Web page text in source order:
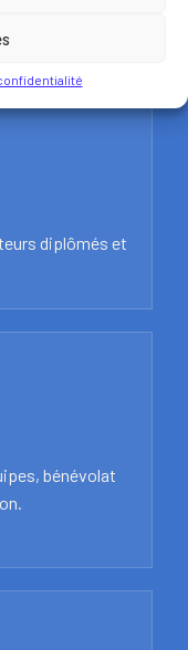
diplômés et
bénévolat